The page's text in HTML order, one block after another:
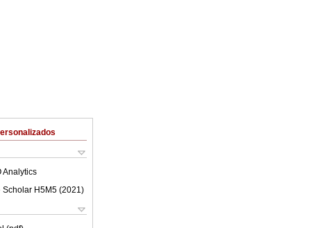
Analytics
Scholar H5M5 (2021 )